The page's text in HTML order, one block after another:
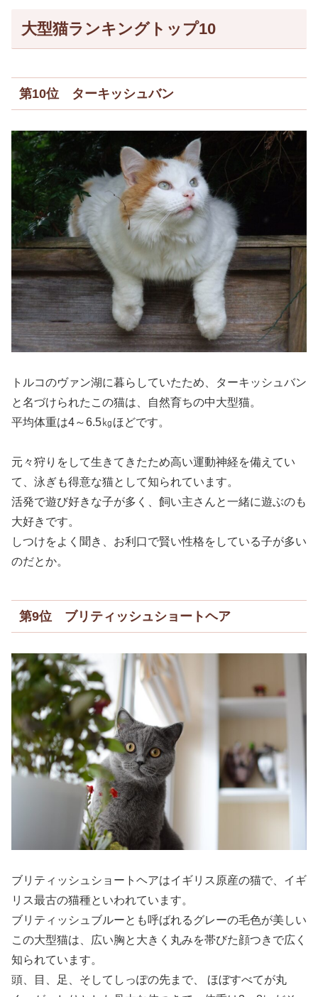
大型猫ランキングトップ10
第10位 ターキッシュバン
トルコのヴァン湖に暮らしていたため、ターキッシュバン
と名づけられたこの猫は、自然育ちの中大型猫。
平均体重は4～6.5㎏ほどです。
元々狩りをして生きてきたため高い運動神経を備えてい
て、泳ぎも得意な猫として知られています。
活発で遊び好きな子が多く、飼い主さんと一緒に遊ぶのも
大好きです。
しつけをよく聞き、お利口で賢い性格をしている子が多い
のだとか。
第9位 ブリティッシュショートヘア
ブリティッシュショートヘアはイギリス原産の猫で、イギ
リス最古の猫種といわれています。
ブリティッシュブルーとも呼ばれるグレーの毛色が美しい
この大型猫は、広い胸と大きく丸みを帯びた顔つきで広く
知られています。
頭、目、足、そしてしっぽの先まで、 ほぼすべてが丸